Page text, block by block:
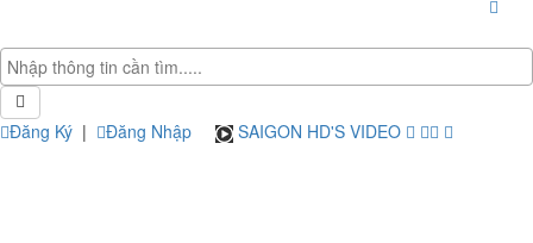
Đăng Ký | Đăng Nhập SAIGON HD'S VIDEO